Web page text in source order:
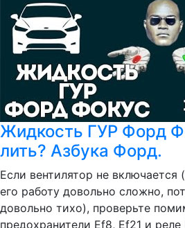
Жидкость ГУР Форд
лить? Азбука Форд.
Если вентилятор не включается
его работу довольно сложно,
довольно тихо), проверьте
предохранители Ef8, Ef21 и реле